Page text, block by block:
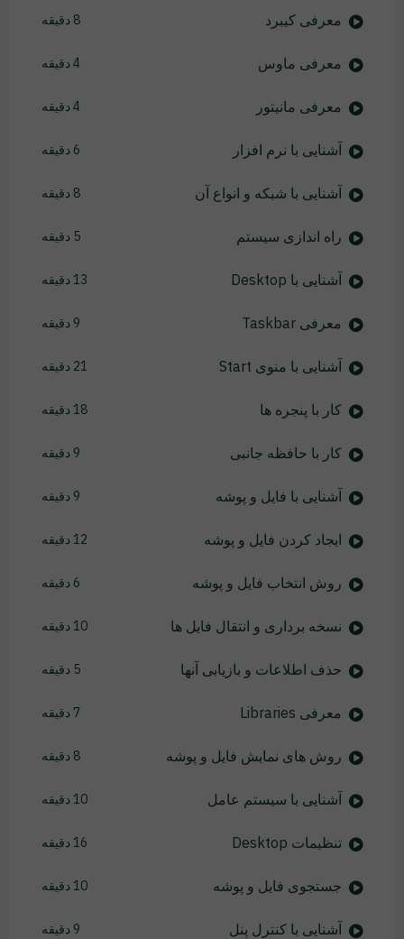
معرفی کیبرد 8 دقیقه
معرفی ماوس 4 دقیقه
معرفی مانیتور 4 دقیقه
آشنایی با نرم افزار 6 دقیقه
آشنایی با شبکه و انواع آن 8 دقیقه
راه اندازی سیستم 5 دقیقه
آشنایی با Desktop 13 دقیقه
معرفی Taskbar 9 دقیقه
آشنایی با منوی Start 21 دقیقه
کار با پنجره ها 18 دقیقه
کار با حافظه جانبی 9 دقیقه
آشنایی با فایل و پوشه 9 دقیقه
ایجاد کردن فایل و پوشه 12 دقیقه
روش انتخاب فایل و پوشه 6 دقیقه
نسخه برداری و انتقال فایل ها 10 دقیقه
حذف اطلاعات و بازیابی آنها 5 دقیقه
معرفی Libraries 7 دقیقه
روش های نمایش فایل و پوشه 8 دقیقه
آشنایی با سیستم عامل 10 دقیقه
تنظیمات Desktop 16 دقیقه
جستجوی فایل و پوشه 10 دقیقه
آشنایی با کنترل پنل 9 دقیقه